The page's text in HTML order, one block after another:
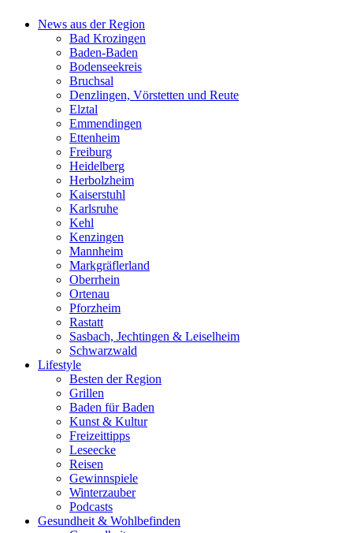
News aus der Region
Bad Krozingen
Baden-Baden
Bodenseekreis
Bruchsal
Denzlingen, Vörstetten und Reute
Elztal
Emmendingen
Ettenheim
Freiburg
Heidelberg
Herbolzheim
Kaiserstuhl
Karlsruhe
Kehl
Kenzingen
Mannheim
Markgräflerland
Oberrhein
Ortenau
Pforzheim
Rastatt
Sasbach, Jechtingen & Leiselheim
Schwarzwald
Lifestyle
Besten der Region
Grillen
Baden für Baden
Kunst & Kultur
Freizeittipps
Leseecke
Reisen
Gewinnspiele
Winterzauber
Podcasts
Gesundheit & Wohlbefinden